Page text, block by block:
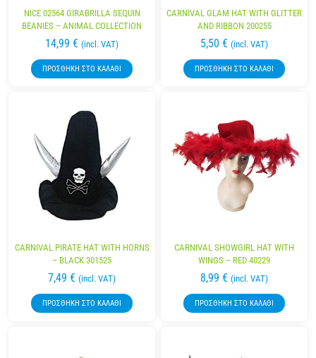
NICE 02564 GIRABRILLA SEQUIN
BEANIES – ANIMAL COLLECTION
14,99 € (incl. VAT)
ΠΡΟΣΘΉΚΗ ΣΤΟ ΚΑΛΆΘΙ
CARNIVAL GLAM HAT WITH GLITTER
AND RIBBON 200255
5,50 € (incl. VAT)
ΠΡΟΣΘΉΚΗ ΣΤΟ ΚΑΛΆΘΙ
CARNIVAL PIRATE HAT WITH HORNS
– BLACK 301525
7,49 € (incl. VAT)
ΠΡΟΣΘΉΚΗ ΣΤΟ ΚΑΛΆΘΙ
CARNIVAL SHOWGIRL HAT WITH
WINGS – RED 40229
8,99 € (incl. VAT)
ΠΡΟΣΘΉΚΗ ΣΤΟ ΚΑΛΆΘΙ